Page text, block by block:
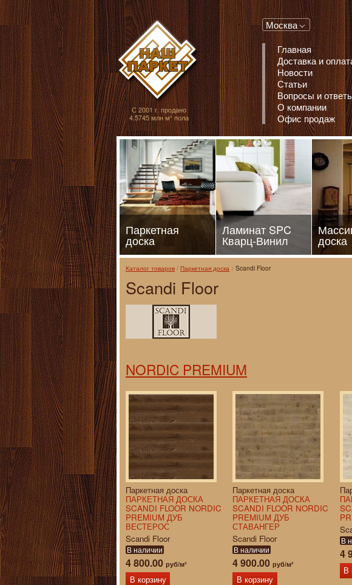
Паркет, Штучный паркет,
С 2001 г. продано
4.5745 млн м² пола
Москва
Главная
Доставка и
Новости
Статьи
Вопросы и
О компании
Офис продаж
Паркетная
доска
Ламинат SPC
Кварц-Винил доска
Каталог товаров Паркетная доска Scandi Floor
Scandi Floor
NORDIC PREMIUM
Паркетная доска
ПАРКЕТНАЯ ДОСКА
SCANDI FLOOR NORDIC
PREMIUM ДУБ
ВЕСТЕРОС
Scandi Floor
В наличии
4 800.00 руб/м²
В корзину
Паркетная доска
ПАРКЕТНАЯ ДОСКА
SCANDI FLOOR NORDIC
PREMIUM ДУБ
СТАВАНГЕР
Scandi Floor
В наличии
4 900.00руб/м²
В корзину
В
4
В